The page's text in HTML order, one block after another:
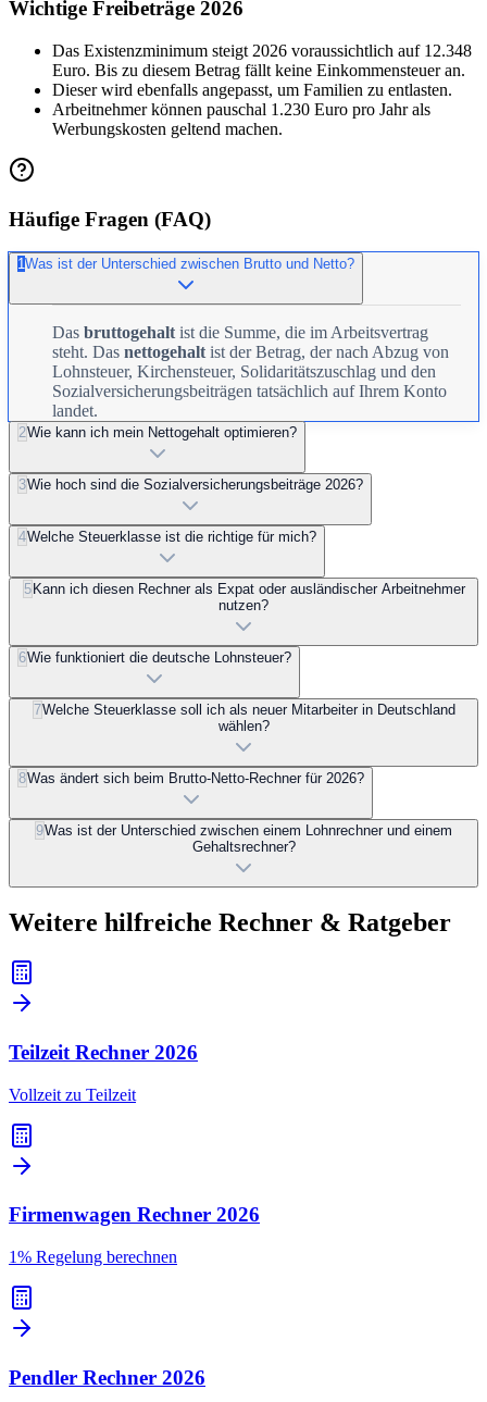
Wichtige Freibeträge 2026
Das Existenzminimum steigt 2026 voraussichtlich auf 12.348
Euro. Bis zu diesem Betrag fällt keine Einkommensteuer an.
Dieser wird ebenfalls angepasst, um Familien zu entlasten.
Arbeitnehmer können pauschal 1.230 Euro pro Jahr als
Werbungskosten geltend machen.
Häufige Fragen (FAQ)
1Was ist der Unterschied zwischen Brutto und Netto?
Das bruttogehalt ist die Summe, die im Arbeitsvertrag
steht. Das nettogehalt ist der Betrag, der nach Abzug von
Lohnsteuer, Kirchensteuer, Solidaritätszuschlag und den
Sozialversicherungsbeiträgen tatsächlich auf Ihrem Konto
landet.
2Wie kann ich mein Nettogehalt optimieren?
3Wie hoch sind die Sozialversicherungsbeiträge 2026?
4Welche Steuerklasse ist die richtige für mich?
5Kann ich diesen Rechner als Expat oder ausländischer Arbeitnehmer
nutzen?
6Wie funktioniert die deutsche Lohnsteuer?
7Welche Steuerklasse soll ich als neuer Mitarbeiter in Deutschland
wählen?
8Was ändert sich beim Brutto-Netto-Rechner für 2026?
9Was ist der Unterschied zwischen einem Lohnrechner und einem
Gehaltsrechner?
Weitere hilfreiche Rechner & Ratgeber
Teilzeit Rechner 2026
Vollzeit zu Teilzeit
Firmenwagen Rechner 2026
1% Regelung berechnen
Pendler Rechner 2026